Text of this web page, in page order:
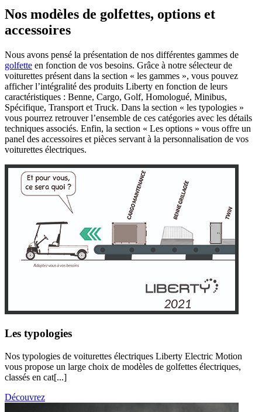
Nos modèles de golfettes, options et
accessoires
Nous avons pensé la présentation de nos différentes gammes de
golfette en fonction de vos besoins. Grâce à notre sélecteur de
voiturettes présent dans la section « les gammes », vous pouvez
afficher l’intégralité des produits Liberty en fonction de leurs
caractéristiques : Benne, Cargo, Golf, Homologué, Minibus,
Spécifique, Transport et Truck. Dans la section « les typologies »
vous pourrez retrouver l’ensemble de ces catégories avec les détails
techniques associés. Enfin, la section « Les options » vous offre un
panel des accessoires et pièces servant à la personnalisation de vos
voiturettes électriques.
Les typologies
Nos typologies de voiturettes électriques Liberty Electric Motion
vous propose un large choix de modèles de golfettes électriques,
classés en cat[...]
Découvrez